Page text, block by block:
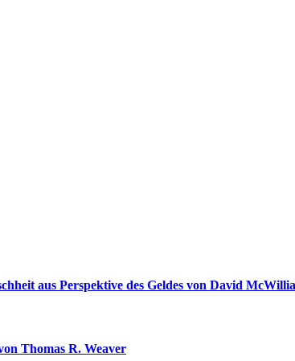
aus Perspektive des Geldes von David
Thomas R. Weaver